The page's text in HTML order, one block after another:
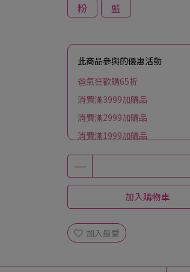
粉
藍
此商品參與的優惠活動
爸氣狂歡購65折
消費滿3999加購品
消費滿2999加購品
消費滿1999加購品
購買法披球衣超值加購【主
加入購物車
加入最愛